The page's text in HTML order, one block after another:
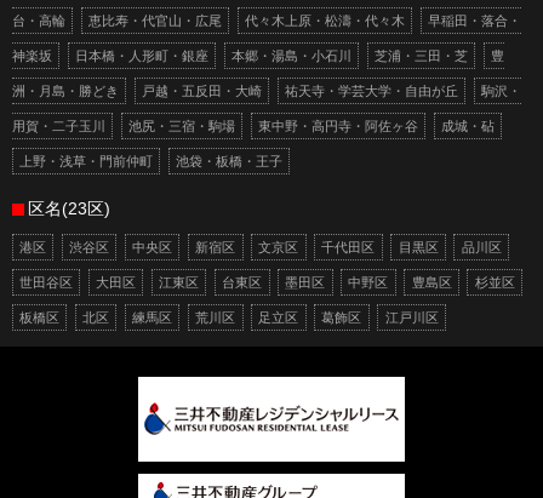
台・高輪 恵比寿・代官山・広尾 代々木上原・松濤・代々木 早稲田・落合・
神楽坂 日本橋・人形町・銀座 本郷・湯島・小石川 芝浦・三田・芝 豊
洲・月島・勝どき 戸越・五反田・大崎 祐天寺・学芸大学・自由が丘 駒沢・
用賀・二子玉川 池尻・三宿・駒場 東中野・高円寺・阿佐ヶ谷 成城・砧
上野・浅草・門前仲町 池袋・板橋・王子
区名(23区)
港区 渋谷区 中央区 新宿区 文京区 千代田区 目黒区 品川区
世田谷区 大田区 江東区 台東区 墨田区 中野区 豊島区 杉並区
板橋区 北区 練馬区 荒川区 足立区 葛飾区 江戸川区